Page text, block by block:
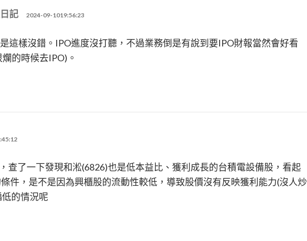
記 2024-09-1019:56:23
這樣沒錯。IPO進度沒打聽，不過業務倒是有說到要IPO財報當然會好看
的時候去IPO)。
查了一下發現和淞(6826)也是低本益比、獲利成長的台積電設備股，看起
件，是不是因為興櫃股的流動性較低，導致股價沒有反映獲利能力(沒人炒
的情況呢